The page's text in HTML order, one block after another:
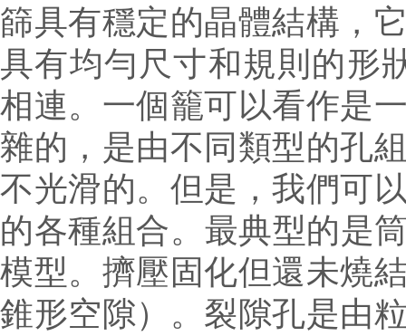
篩具有穩定的晶體結構，
具有均勻尺寸和規則的形
相連。一個籠可以看作是一
雜的，是由不同類型的孔
不光滑的。但是，我們可
的各種組合。 最典型的是
模型。 擠壓固化但還未燒
錐形空隙）。 裂隙孔是由